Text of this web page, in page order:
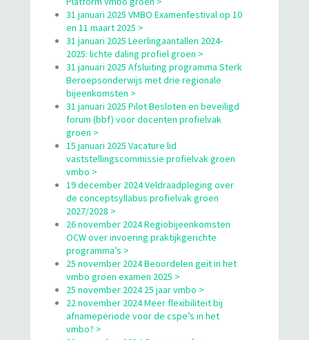
31 januari 2025 VMBO Examenfestival op 10
en 11 maart 2025 >
31 januari 2025 Leerlingaantallen 2024-
2025: lichte daling profiel groen >
31 januari 2025 Afsluiting programma Sterk
Beroepsonderwijs met drie regionale
bijeenkomsten >
31 januari 2025 Pilot Besloten en beveiligd
forum (bbf) voor docenten profielvak
groen >
15 januari 2025 Vacature lid
vaststellingscommissie profielvak groen
vmbo >
19 december 2024 Veldraadpleging over
de conceptsyllabus profielvak groen
2027/2028 >
26 november 2024 Regiobijeenkomsten
OCW over invoering praktijkgerichte
programma’s >
25 november 2024 Beoordelen geit in het
vmbo groen examen 2025 >
25 november 2024 25 jaar vmbo >
22 november 2024 Meer flexibiliteit bij
afnameperiode voor de cspe’s in het
vmbo? >